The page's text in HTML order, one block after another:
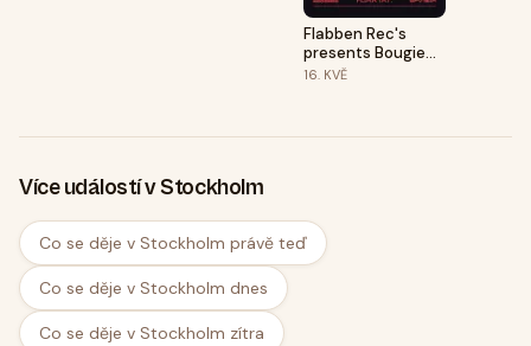
Flabben Rec's
presents Bougie
Boge at Spy Bar
16. KVĚ
Více událostí v Stockholm
Co se děje v Stockholm právě teď
Co se děje v Stockholm dnes
Co se děje v Stockholm zítra